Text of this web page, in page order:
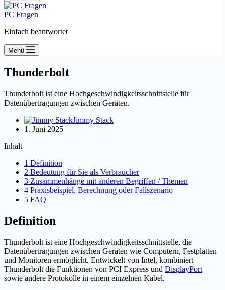
PC Fragen
Einfach beantwortet
Menü
Thunderbolt
Thunderbolt ist eine Hochgeschwindigkeitsschnittstelle für
Datenübertragungen zwischen Geräten.
Jimmy Stack
1. Juni 2025
Inhalt
1 Definition
2 Bedeutung für Sie als Verbraucher
3 Zusammenhänge mit anderen Begriffen / Themen
4 Praxisbeispiel, Berechnung oder Fallszenario
5 FAQ
Definition
Thunderbolt ist eine Hochgeschwindigkeitsschnittstelle, die
Datenübertragungen zwischen Geräten wie Computern, Festplatten
und Monitoren ermöglicht. Entwickelt von Intel, kombiniert
Thunderbolt die Funktionen von PCI Express und DisplayPort
sowie andere Protokolle in einem einzelnen Kabel.